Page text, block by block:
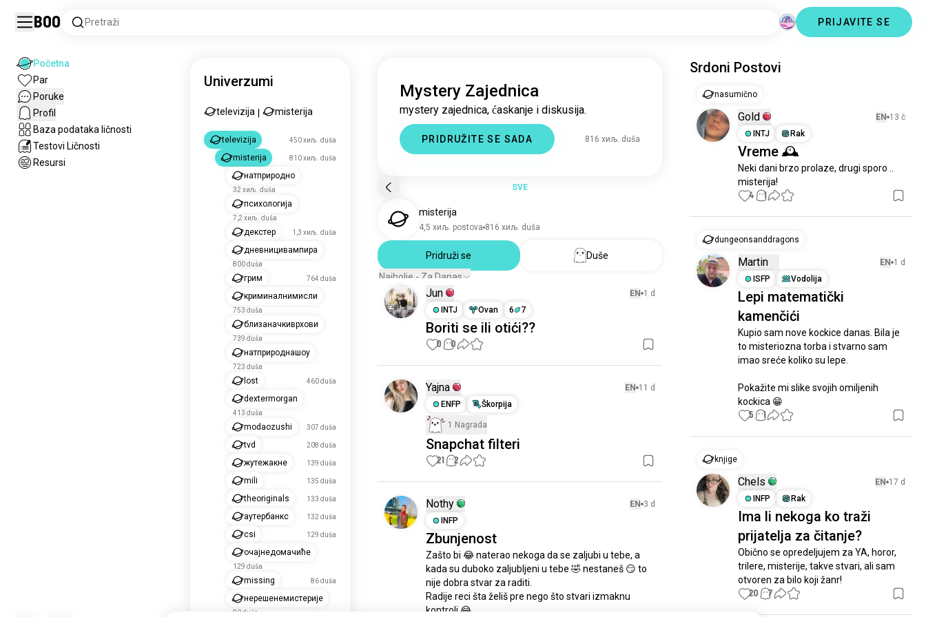
Boo Pretraži PRIJAVITE SE
Početna
Par
Poruke
Profil
Baza podataka ličnosti
Testovi Ličnosti
Resursi
Univerzumi
televizija misterija
televizija 450 хиљ. duša
misterija 810 хиљ. duša
натприродно
32 хиљ. duša
психологија
7,2 хиљ. duša
декстер 1,3 хиљ. duša
дневницивампира
800 duša
грим 764 duša
криминалнимисли
753 duša
близаначкиврхови
739 duša
натприроднашоу
723 duša
lost 460 duša
dextermorgan
413 duša
modaozushi 307 duša
tvd 208 duša
жутежакне 139 duša
mili 135 duša
theoriginals 133 duša
аутербанкc 132 duša
csi 129 duša
очајнедомачиће
129 duša
missing 86 duša
нерешенемистерије
80 duša
Mystery Zajednica
mystery zajednica, ćaskanje i diskusija.
PRIDRUŽITE SE SADA 816 хиљ. duša
SVE
misterija
4,5 хиљ. postova 816 хиљ. duša
Pridruži se
Duše
Najbolje - Za Danas
Jun EN 1 d
INTJ
Ovan 6 7
Boriti se ili otići??
0 0
Yajna EN 11 d
ENFP
Škorpija
1 Nagrada
Snapchat filteri
21 2
Nothy EN 3 d
INFP
Zbunjenost
Zašto bi 😂 naterao nekoga da se zaljubi u tebe, a
kada su duboko zaljubljeni u tebe 🤣 nestaneš 😏 to
nije dobra stvar za raditi.
Radije reci šta želiš pre nego što stvari izmaknu
kontroli 😂.
Srdoni Postovi
nasumično
Gold EN 13 č
INTJ
Rak
Vreme 🕰️
Neki dani brzo prolaze, drugi sporo ..
misterija!
4 1
dungeonsanddragons
Martin EN 1 d
ISFP
Vodolija
Lepi matematički
kamenčići
Kupio sam nove kockice danas. Bila je
to misteriozna torba i stvarno sam
imao sreće koliko su lepe.
Pokažite mi slike svojih omiljenih
kockica 😁
5 1
knjige
Chels EN 17 d
INFP
Rak
Ima li nekoga ko traži
prijatelja za čitanje?
Obično se opredeljujem za YA, horor,
trilere, misterije, takve stvari, ali sam
otvoren za bilo koji žanr!
20 7